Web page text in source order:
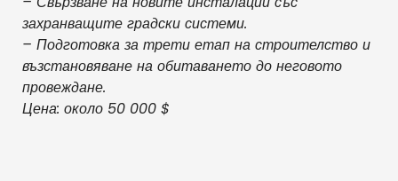
захранващите градски системи.
– Подготовка за трети етап на строителство и
възстановяване на обитаването до неговото
провеждане.
Цена: около 50 000 $